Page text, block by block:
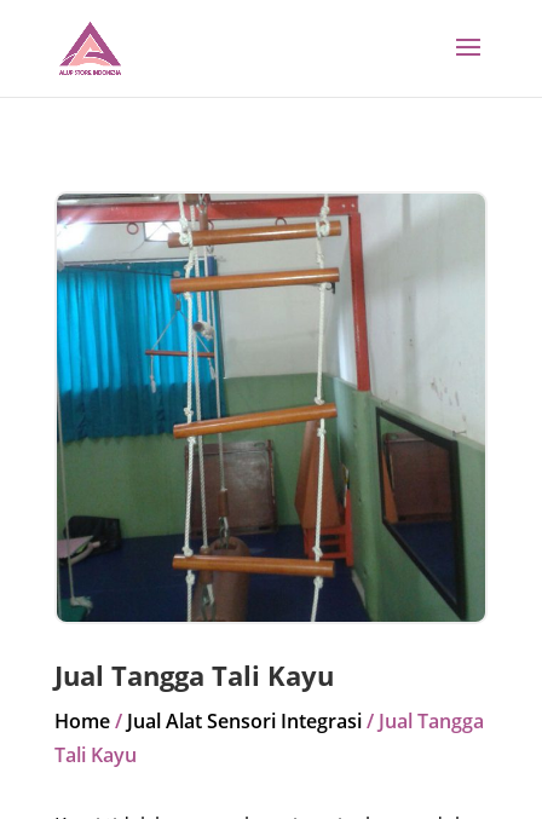
Jual Tangga Tali Kayu
Home/ Jual Alat Sensori Integrasi/ Jual Tangga
Tali Kayu